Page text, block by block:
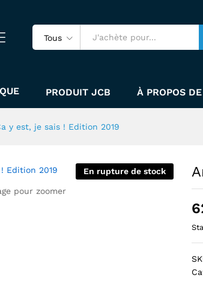
Tous
PRODUIT JCB À PROPOS
y est, je sais ! Edition 2019
En rupture de stock
pour zoomer
est, je sais ! Edition 2019